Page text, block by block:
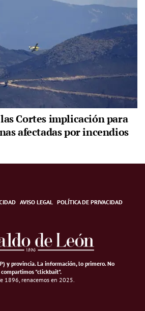
Cortes implicación para
afectadas por incendios
AVISO LEGAL POLÍTICA DE PRIVACIDAD
y provincia. La información, lo primero.No
compartimos "clickbait".
1896, renacemos en 2025.